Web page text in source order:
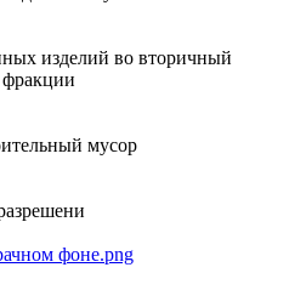
изделий во вторичный
фракции
мусор